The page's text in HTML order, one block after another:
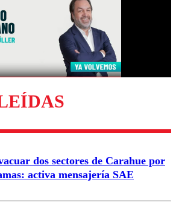
Enviar comentario
dos sectores de Carahue por
activa mensajería SAE